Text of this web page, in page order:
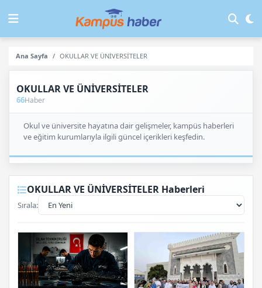
Ana Sayfa OKULLAR VE ÜNİVERSİTELER
OKULLAR VE ÜNİVERSİTELER
66Haber
Okul ve üniversite hayatına dair gelişmeler, kampüs haberleri
ve eğitim kurumlarıyla ilgili güncel içerikleri keşfedin.
OKULLAR VE ÜNİVERSİTELER Haberleri
Sırala: